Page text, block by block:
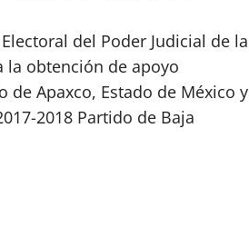
del Poder Judicial de la
la obtención de apoyo
de Apaxco, Estado de México y
2018 Partido de Baja